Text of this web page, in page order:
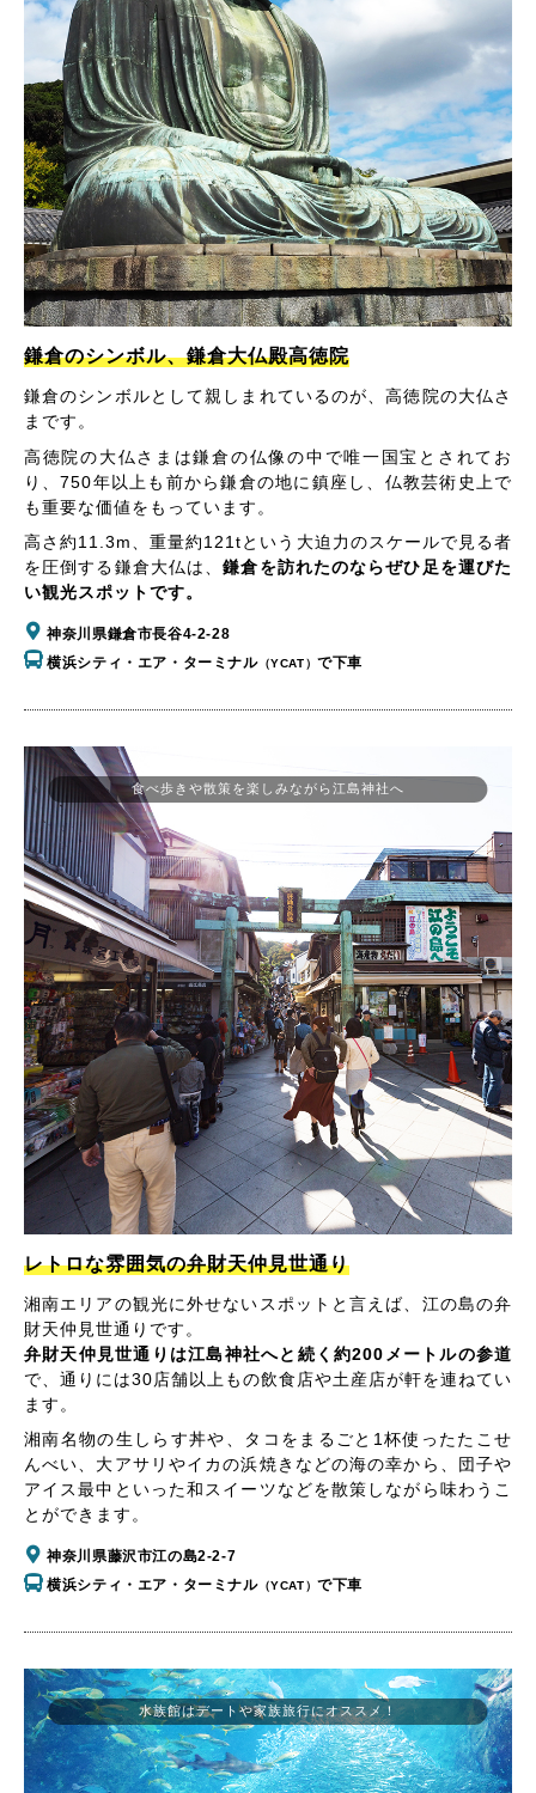
鎌倉のシンボル、鎌倉大仏殿高徳院
鎌倉のシンボルとして親しまれているのが、高徳院の大仏さ
まです。
高徳院の大仏さまは鎌倉の仏像の中で唯一国宝とされてお
り、750年以上も前から鎌倉の地に鎮座し、仏教芸術史上で
も重要な価値をもっています。
高さ約11.3m、重量約121tという大迫力のスケールで見る者
を圧倒する鎌倉大仏は、鎌倉を訪れたのならぜひ足を運びた
い観光スポットです。
神奈川県鎌倉市長谷4-2-28
横浜シティ・エア・ターミナル（YCAT）で下車
食べ歩きや散策を楽しみながら江島神社へ
レトロな雰囲気の弁財天仲見世通り
湘南エリアの観光に外せないスポットと言えば、江の島の弁
財天仲見世通りです。
弁財天仲見世通りは江島神社へと続く約200メートルの参道
で、通りには30店舗以上もの飲食店や土産店が軒を連ねてい
ます。
湘南名物の生しらす丼や、タコをまるごと1杯使ったたこせ
んべい、大アサリやイカの浜焼きなどの海の幸から、団子や
アイス最中といった和スイーツなどを散策しながら味わうこ
とができます。
神奈川県藤沢市江の島2-2-7
横浜シティ・エア・ターミナル（YCAT）で下車
水族館はデートや家族旅行にオススメ！